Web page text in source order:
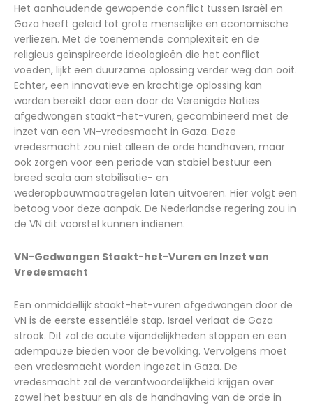
Het aanhoudende gewapende conflict tussen Israël en
Gaza heeft geleid tot grote menselijke en economische
verliezen. Met de toenemende complexiteit en de
religieus geïnspireerde ideologieën die het conflict
voeden, lijkt een duurzame oplossing verder weg dan ooit.
Echter, een innovatieve en krachtige oplossing kan
worden bereikt door een door de Verenigde Naties
afgedwongen staakt-het-vuren, gecombineerd met de
inzet van een VN-vredesmacht in Gaza. Deze
vredesmacht zou niet alleen de orde handhaven, maar
ook zorgen voor een periode van stabiel bestuur een
breed scala aan stabilisatie- en
wederopbouwmaatregelen laten uitvoeren. Hier volgt een
betoog voor deze aanpak. De Nederlandse regering zou in
de VN dit voorstel kunnen indienen.
VN-Gedwongen Staakt-het-Vuren en Inzet van
Vredesmacht
Een onmiddellijk staakt-het-vuren afgedwongen door de
VN is de eerste essentiële stap. Israel verlaat de Gaza
strook. Dit zal de acute vijandelijkheden stoppen en een
adempauze bieden voor de bevolking. Vervolgens moet
een vredesmacht worden ingezet in Gaza. De
vredesmacht zal de verantwoordelijkheid krijgen over
zowel het bestuur en als de handhaving van de orde in